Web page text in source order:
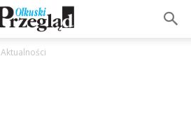
Aktualności